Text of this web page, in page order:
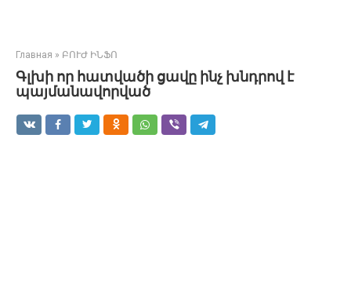
Главная » ԲՈՒԺ ԻՆՖՈ
Գլխի որ հատվածի ցավը ինչ խնդրով է
պայմանավորված